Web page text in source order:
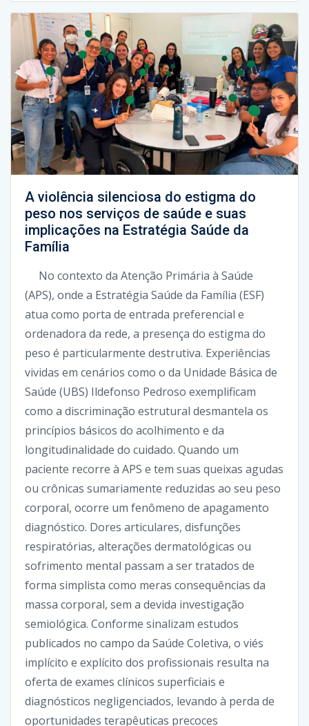
A violência silenciosa do estigma do
peso nos serviços de saúde e suas
implicações na Estratégia Saúde da
Família
No contexto da Atenção Primária à Saúde
(APS), onde a Estratégia Saúde da Família (ESF)
atua como porta de entrada preferencial e
ordenadora da rede, a presença do estigma do
peso é particularmente destrutiva. Experiências
vividas em cenários como o da Unidade Básica de
Saúde (UBS) Ildefonso Pedroso exemplificam
como a discriminação estrutural desmantela os
princípios básicos do acolhimento e da
longitudinalidade do cuidado. Quando um
paciente recorre à APS e tem suas queixas agudas
ou crônicas sumariamente reduzidas ao seu peso
corporal, ocorre um fenômeno de apagamento
diagnóstico. Dores articulares, disfunções
respiratórias, alterações dermatológicas ou
sofrimento mental passam a ser tratados de
forma simplista como meras consequências da
massa corporal, sem a devida investigação
semiológica. Conforme sinalizam estudos
publicados no campo da Saúde Coletiva, o viés
implícito e explícito dos profissionais resulta na
oferta de exames clínicos superficiais e
diagnósticos negligenciados, levando à perda de
oportunidades terapêuticas precoces